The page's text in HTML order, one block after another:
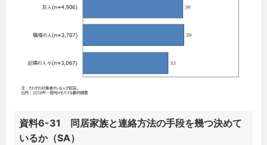
資料6-31 同居家族と連絡方法の手段を幾つ決めて
いるか（SA）